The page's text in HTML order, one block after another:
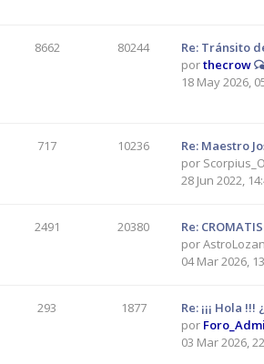
8662 80244
Re: Tránsito
porthecrow
18 May 2026,
717 10236
Re: Maestro
por
28 Jun 2022,
2491 20380
Re:
por
04 Mar 2026,
293 1877
Re: ¡¡¡ Hola
por
03 Mar 2026,